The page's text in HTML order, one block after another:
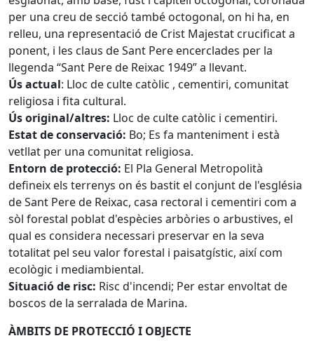
per una creu de secció també octogonal, on hi ha, en
relleu, una representació de Crist Majestat crucificat a
ponent, i les claus de Sant Pere encerclades per la
llegenda “Sant Pere de Reixac 1949” a llevant.
Ús actual: Lloc de culte catòlic , cementiri, comunitat
religiosa i fita cultural.
Ús original/altres: Lloc de culte catòlic i cementiri.
Estat de conservació: Bo; Es fa manteniment i està
vetllat per una comunitat religiosa.
Entorn de protecció: El Pla General Metropolità
defineix els terrenys on és bastit el conjunt de l'església
de Sant Pere de Reixac, casa rectoral i cementiri com a
sòl forestal poblat d'espècies arbòries o arbustives, el
qual es considera necessari preservar en la seva
totalitat pel seu valor forestal i paisatgístic, així com
ecològic i mediambiental.
Situació de risc: Risc d'incendi; Per estar envoltat de
boscos de la serralada de Marina.
ÀMBITS DE PROTECCIÓ I OBJECTE